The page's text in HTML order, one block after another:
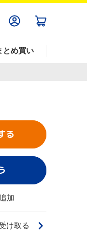
とめ買い
る
加
け取る